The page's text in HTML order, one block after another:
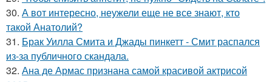
30. А вот интересно, неужели еще не все знают, кто
такой Анатолий?
31. Брак Уилла Смита и Джады пинкетт - Смит распался
из-за публичного скандала.
32. Ана де Армас признана самой красивой актрисой